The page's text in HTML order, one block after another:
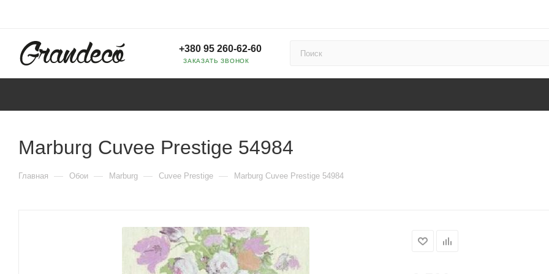
+380 95 260-62-60
ЗАКАЗАТЬ ЗВОНОК
Marburg Cuvee Prestige 54984
Главная — Обои — Marburg — Cuvee Prestige — Marburg Cuvee Prestige 54984